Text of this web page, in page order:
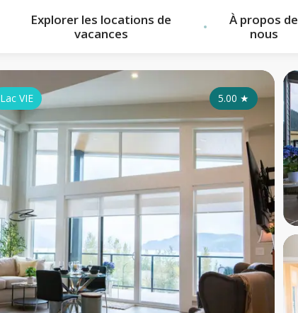
Explorer les locations de
vacances
À propos de
nous
5.00 ★
Lac VIE